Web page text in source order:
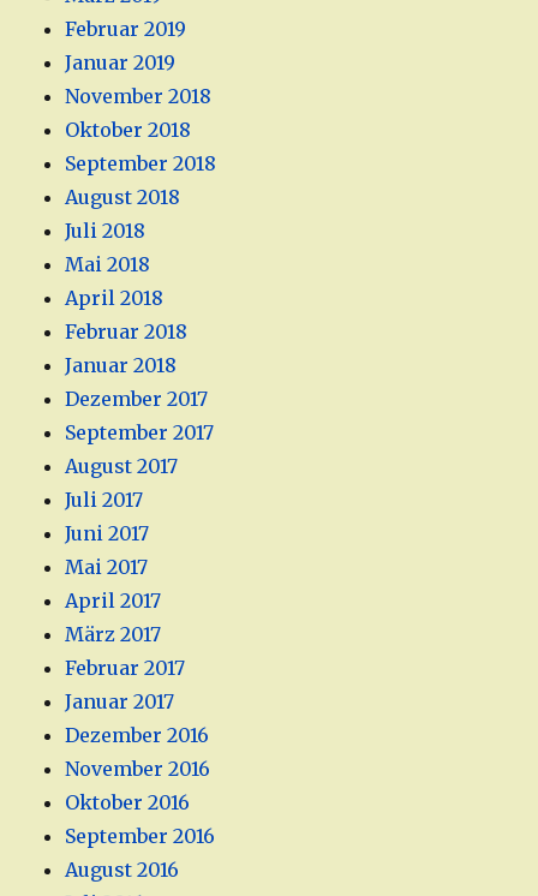
Februar 2019
Januar 2019
November 2018
Oktober 2018
September 2018
August 2018
Juli 2018
Mai 2018
April 2018
Februar 2018
Januar 2018
Dezember 2017
September 2017
August 2017
Juli 2017
Juni 2017
Mai 2017
April 2017
März 2017
Februar 2017
Januar 2017
Dezember 2016
November 2016
Oktober 2016
September 2016
August 2016